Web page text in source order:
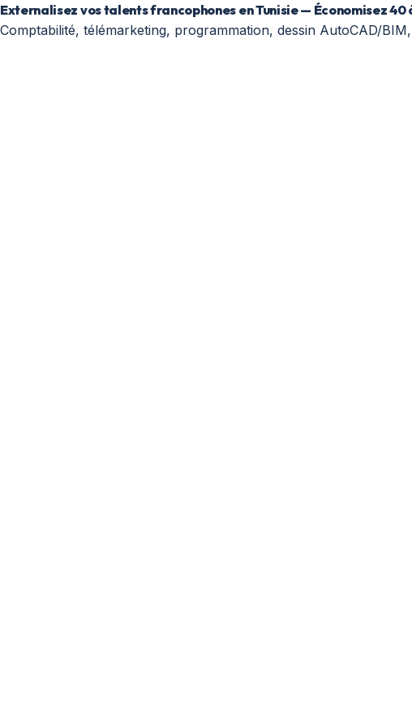
Externalisez vos talents francophones en Tunisie — Économisez 40
Comptabilité, télémarketing, programmation, dessin AutoCAD/